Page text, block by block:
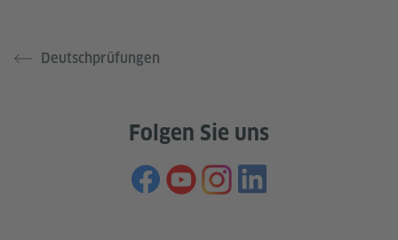
Deutschprüfungen
Folgen Sie uns